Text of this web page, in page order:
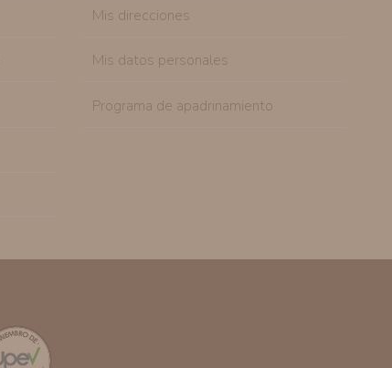
Mis direcciones
Mis datos personales
Programa de apadrinamiento